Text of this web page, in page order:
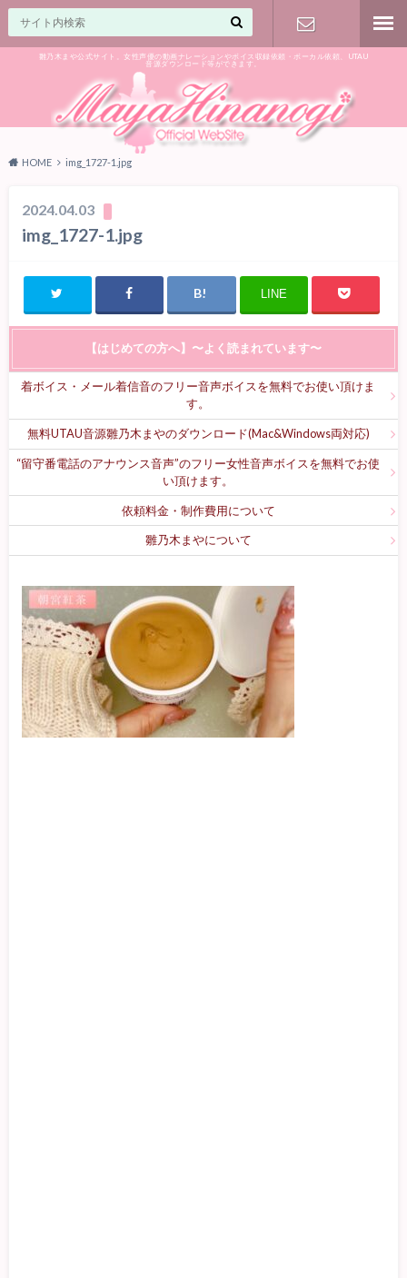
雛乃木まや公式サイト。女性声優の動画ナレーションやボイス収録依頼・ボーカル依頼、UTAU
音源ダウンロード等ができます。
気軽に♪
HOME img_1727-1.jpg
2024.04.03
img_1727-1.jpg
LINE
【はじめての方へ】〜よく読まれています〜
着ボイス・メール着信音のフリー音声ボイスを無料でお使い頂けま
す。
無料UTAU音源雛乃木まやのダウンロード(Mac&Windows両対応)
“留守番電話のアナウンス音声”のフリー女性音声ボイスを無料でお使
い頂けます。
依頼料金・制作費用について
雛乃木まやについて